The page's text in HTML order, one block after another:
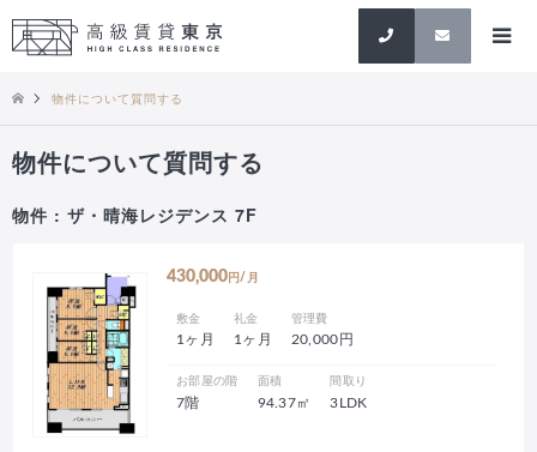
検索
物件について質問する
物件について質問する
物件 : ザ・晴海レジデンス 7F
430,000 円/月
敷金
1ヶ月
礼金
1ヶ月
管理費
20,000円
お部屋の階
7階
面積
94.37㎡
間取り
3LDK